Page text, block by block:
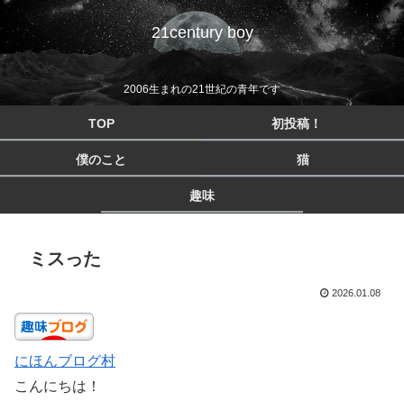
21century boy
2006生まれの21世紀の青年です
TOP 初投稿！
僕のこと 猫
趣味
ミスった
2026.01.08
にほんブログ村
こんにちは！